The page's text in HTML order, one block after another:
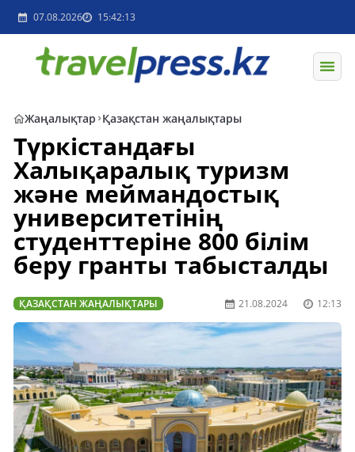
07.08.2026 15:42:13
Жаңалықтар Қазақстан жаңалықтары
Түркістандағы
Халықаралық туризм
және меймандостық
университетінің
студенттеріне 800 білім
беру гранты табысталды
ҚАЗАҚСТАН ЖАҢАЛЫҚТАРЫ 21.08.2024 12:13